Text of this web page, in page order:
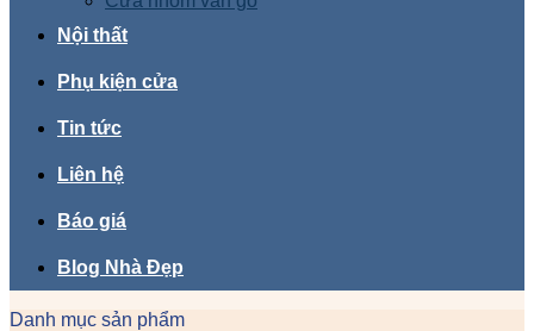
Nội thất
Phụ kiện cửa
Tin tức
Liên hệ
Báo giá
Blog Nhà Đẹp
Danh mục sản phẩm